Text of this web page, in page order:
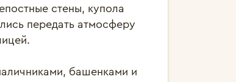
стены, купола
передать атмосферу
башенками и